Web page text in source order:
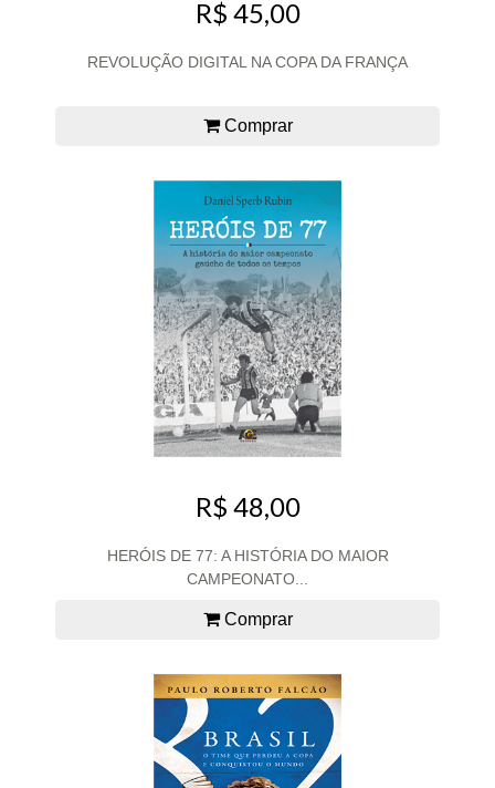
R$ 45,00
REVOLUÇÃO DIGITAL NA COPA DA FRANÇA
Comprar
R$ 48,00
HERÓIS DE 77: A HISTÓRIA DO MAIOR
CAMPEONATO...
Comprar